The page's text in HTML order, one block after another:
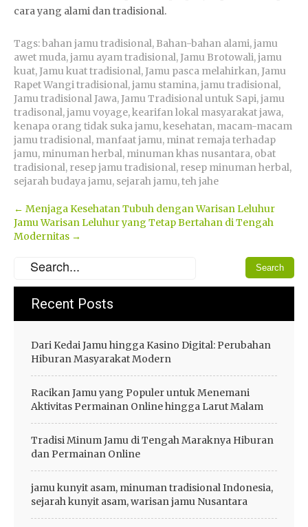
cara yang alami dan tradisional.
Tags:bahan jamu tradisional, Bahan-bahan alami,jamu
awet muda,jamu ayam tradisional,Jamu Brotowali,jamu
kuat,Jamu kuat tradisional,Jamu pasca melahirkan,Jamu
Rapet Wangi tradisional,jamu stamina,jamu tradisional,
Jamu tradisional Jawa,Jamu Tradisional untuk Sapi,jamu
tradisonal,jamu voyage,kearifan lokal masyarakat jawa,
kenapa orang tidak suka jamu,kesehatan, macam-macam
jamu tradisional, manfaat jamu, minat remaja terhadap
jamu, minuman herbal, minuman khas nusantara, obat
tradisional, resep jamu tradisional, resep minuman herbal,
sejarah budaya jamu, sejarah jamu,teh jahe
Post
navigation
← Menjaga Kesehatan Tubuh dengan Warisan Leluhur
Jamu Warisan Leluhur yang Tetap Bertahan di Tengah
Modernitas →
Recent Posts
Dari Kedai Jamu hingga Kasino Digital: Perubahan
Hiburan Masyarakat Modern
Racikan Jamu yang Populer untuk Menemani
Aktivitas Permainan Online hingga Larut Malam
Tradisi Minum Jamu di Tengah Maraknya Hiburan
dan Permainan Online
jamu kunyit asam, minuman tradisional Indonesia,
sejarah kunyit asam, warisan jamu Nusantara